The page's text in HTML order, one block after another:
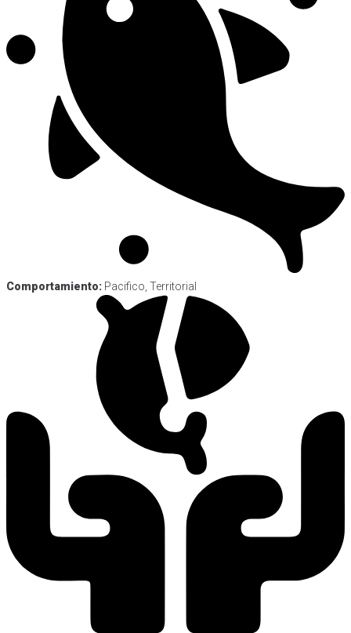
Comportamiento: Pacifico, Territorial